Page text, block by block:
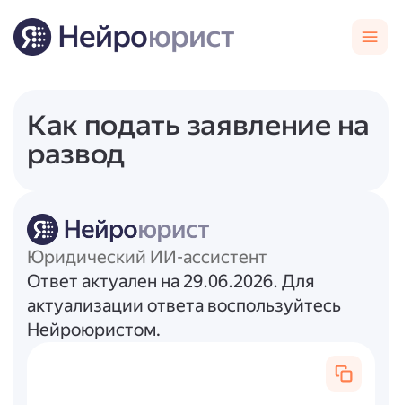
Как подать заявление на
развод
Юридический ИИ-ассистент
Ответ актуален на 29.06.2026. Для
актуализации ответа воспользуйтесь
Нейроюристом.